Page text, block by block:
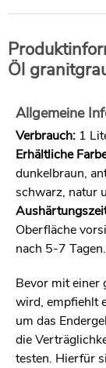
Öl
Allgemeine
Verbrauch: 1
Erhältliche
dunkelbraun,
schwarz, natur
Oberfläche
nach 5-7 Tagen.
Bevor mit einer
wird, empfiehlt
um das
die
testen. Hierfür